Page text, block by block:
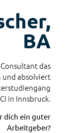
BA
das
und absolviert
in Innsbruck.
dich ein guter
Arbeitgeber?